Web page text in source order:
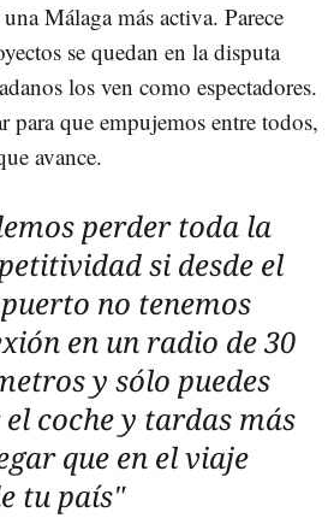
Málaga más activa. Parece
se quedan en la disputa
los ven como espectadores.
para que empujemos entre todos,
avance.
perder toda la
si desde el
no tenemos
en un radio de 30
y sólo puedes
coche y tardas más
que en el viaje
tu país"